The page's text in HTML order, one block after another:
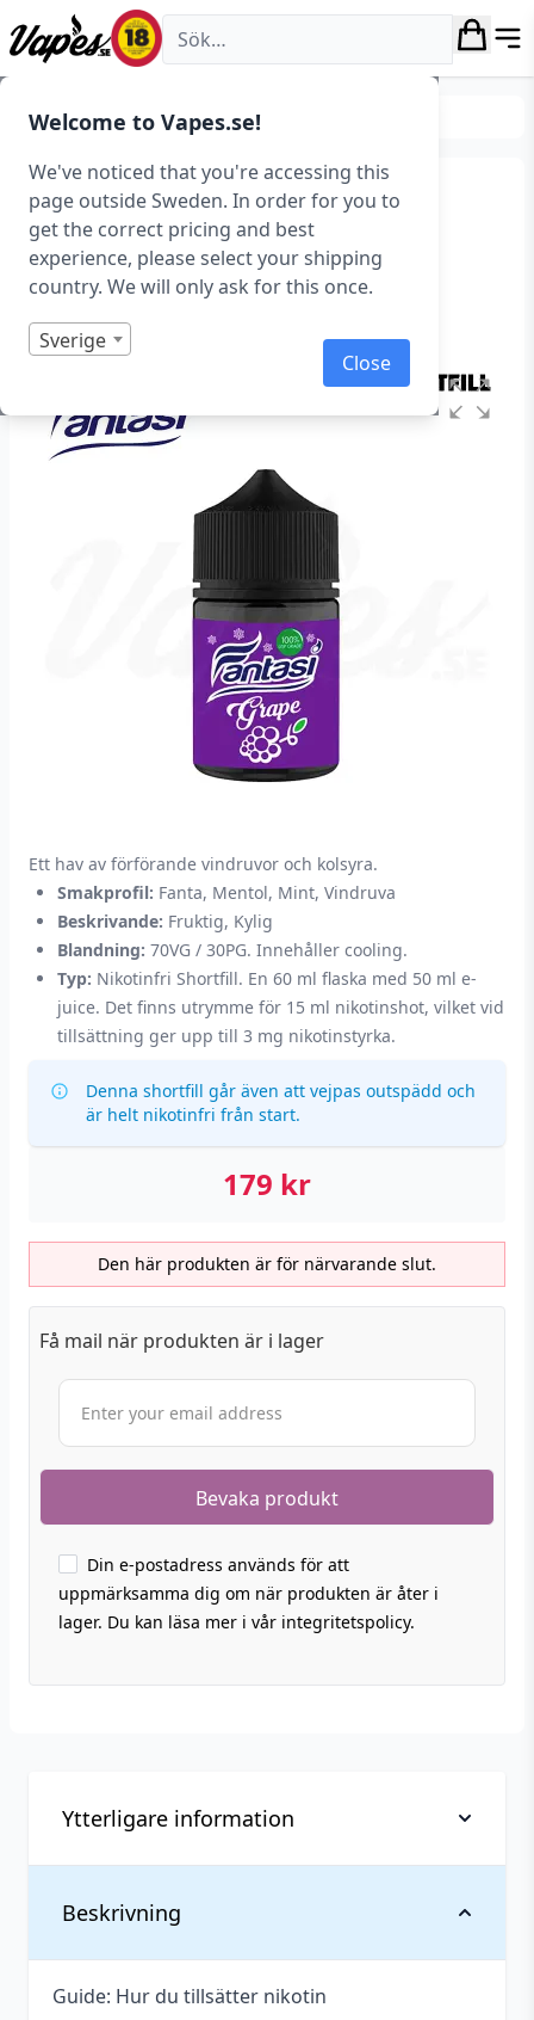
Welcome to Vapes.se!
We've noticed that you're accessing this
page outside Sweden. In order for you to
get the correct pricing and best
experience, please select your shipping
country. We will only ask for this once.
Sverige
Close
Vapes.se
E-juice Smaker Frukt & Bär
Fantasi – Grape (50 ml,
Shortfill)
Art.nr: 37995
Slut i lager
Ett hav av förförande vindruvor och kolsyra.
Smakprofil: Fanta, Mentol, Mint, Vindruva
Beskrivande: Fruktig, Kylig
Blandning: 70VG / 30PG. Innehåller cooling.
Typ: Nikotinfri Shortfill. En 60 ml flaska med 50 ml e-
juice. Det finns utrymme för 15 ml nikotinshot, vilket vid
tillsättning ger upp till 3 mg nikotinstyrka.
Denna shortfill går även att vejpas outspädd och
är helt nikotinfri från start.
179 kr
Den här produkten är för närvarande slut.
Få mail när produkten är i lager
Din e-postadress används för att
uppmärksamma dig om när produkten är åter i
lager. Du kan läsa mer i vår integritetspolicy.
Beskrivning
Guide: Hur du tillsätter nikotin
Ytterligare information
Vikt
Tillverkningsland Malaysia
Utrymme för